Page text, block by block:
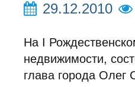
29.12.2010
На I
недвижимости,
глава города Олег